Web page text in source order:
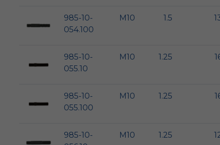
985-10-
054.100
M10 1.5
985-10-
055.10
M10 1.25
985-10-
055.100
M10 1.25
985-10-
M10 1.25